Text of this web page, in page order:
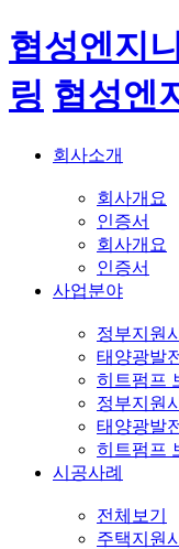
협성엔지
링 협성엔
회사소개
회사개요
인증서
회사개요
인증서
사업분야
정부지원
태양광발
히트펌프
정부지원
태양광발
히트펌프
시공사례
전체보기
주택지원